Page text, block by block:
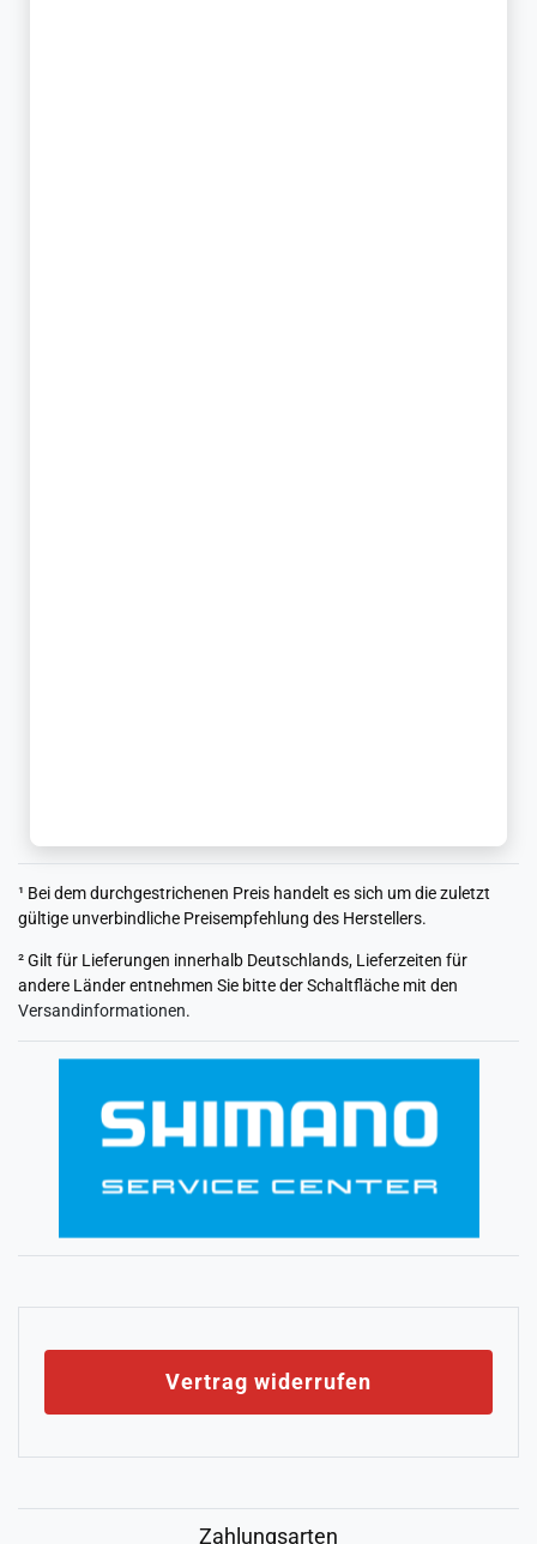
¹ Bei dem durchgestrichenen Preis handelt es sich um die zuletzt
gültige unverbindliche Preisempfehlung des Herstellers.
² Gilt für Lieferungen innerhalb Deutschlands, Lieferzeiten für
andere Länder entnehmen Sie bitte der Schaltfläche mit den
Versandinformationen.
Vertrag widerrufen
Zahlungsarten